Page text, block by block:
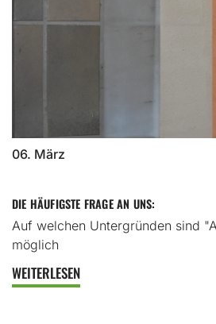
06. März
DIE HÄUFIGSTE FRAGE AN UNS:
Auf welchen Untergründen sind
möglich
WEITERLESEN